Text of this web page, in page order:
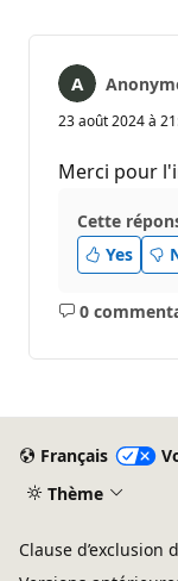
23 août 2024 à
Merci pour
Cette
Yes
0
Français
Thème
Clause d’exclusion